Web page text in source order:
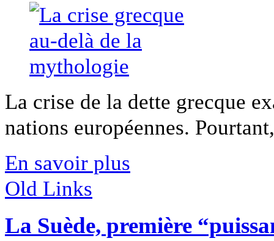
La crise de la dette grecque
nations européennes.
En savoir plus
Old Links
La Suède, première